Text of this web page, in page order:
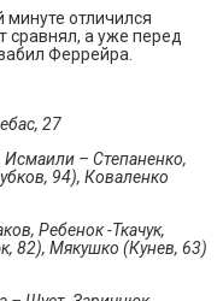
отличился
сравнял, а уже перед
Феррейра.
27
Исмаили – Степаненко,
94), Коваленко
Ребенок -Ткачук,
82), Мякушко (Кунев, 63)